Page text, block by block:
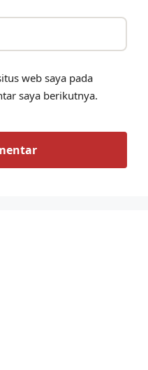
web saya pada
saya berikutnya.